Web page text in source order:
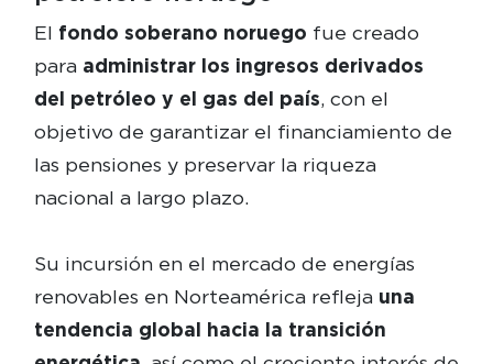
El fondo soberano noruego fue creado
para administrar los ingresos derivados
del petróleo y el gas del país, con el
objetivo de garantizar el financiamiento de
las pensiones y preservar la riqueza
nacional a largo plazo.
Su incursión en el mercado de energías
renovables en Norteamérica refleja una
tendencia global hacia la transición